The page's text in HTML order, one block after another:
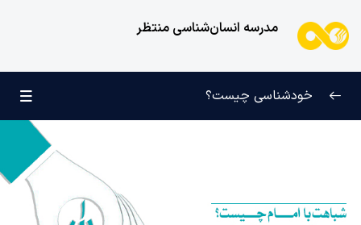
مدرسه انسان‌شناسی منتظر
0/9
کودک عزیز روان 0/6
خودشناسی چیست؟